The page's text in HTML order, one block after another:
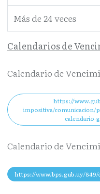
Más de 24 veces
Calendarios de
Calendario de
https://
impositiva/comunicacion/
calendario-
Calendario de
https://www.bps.gub.uy/